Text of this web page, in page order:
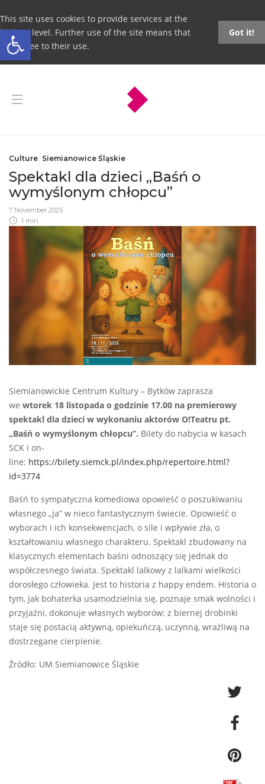
Open toolbar
This site uses cookies to provide services at the
highest level. Further use of the site means that
you agree to their use.
Got it!
Culture, Siemianowice Śląskie
Spektakl dla dzieci „Baśń o
wymyślonym chłopcu”
7 November 2025
1 min
Siemianowickie Centrum Kultury – Bytków zaprasza
we wtorek 18 listopada o godzinie 17.00 na premierowy
spektakl dla dzieci w wykonaniu aktorów O!Teatru pt.
„Baśń o wymyślonym chłopcu”. Bilety do nabycia w kasach
SCK i on-
line: https://bilety.siemck.pl/index.php/repertoire.html?
id=3774
Baśń to sympatyczna komediowa opowieść o poszukiwaniu
własnego „ja” w nieco fantastycznym świecie. Opowieść o
wyborach i ich konsekwencjach, o sile i wpływie zła, o
kształtowaniu własnego charakteru. Spektakl zbudowany na
klasycznych elementach baśni odnoszący się jednak do
współczesnego świata. Spektakl lalkowy z lalkami wielkości
dorosłego człowieka. Jest to historia z happy endem. Historia o
tym, jak bohaterka usamodzielnia się, poznaje smak wolności i
przyjaźni, dokonuje własnych wyborów; z biernej drobinki
staje się postacią aktywną, opiekuńczą, uczynną, wrażliwą na
dostrzegane cierpienie.
Źródło: UM Siemianowice Śląskie